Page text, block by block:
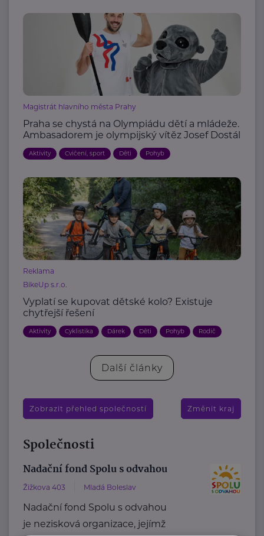
Magistrát hlavního města Prahy
Praha se chystá na Olympiádu dětí a mládeže.
Ambasadorem je olympijský vítěz Josef Dostál
Aktivity Cvičení, sport Děti Pohyb
Reklama
BikeUp s.r.o.
Vyplatí se kupovat dětské kolo? Existuje
chytřejší řešení
Aktivity Cyklistika Dárek Děti Pohyb Rodič
Další články
Zobrazit přehled společností Změnit kraj
Společnosti
Nadační fond Spolu s odvahou
Žižkova 403 Mladá Boleslav
Nadační fond Spolu s odvahou
je nezisková organizace, jejímž